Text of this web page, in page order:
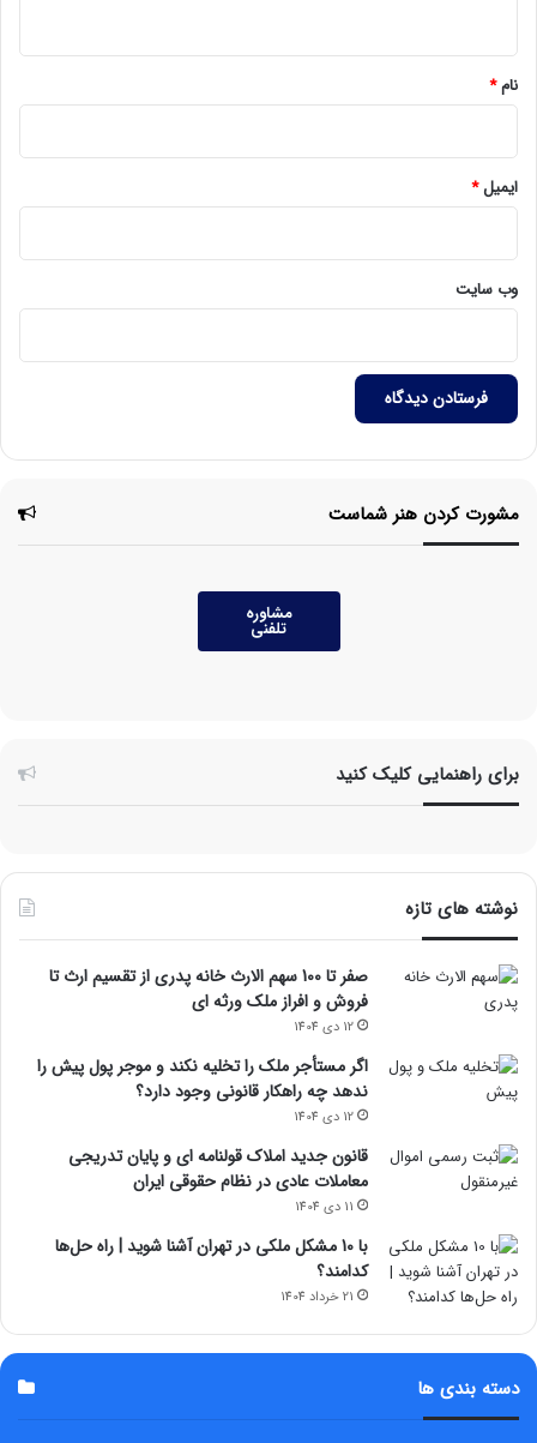
نام*
ایمیل*
وب‌ سایت
مشورت کردن هنر شماست
مشاوره
تلفنی
برای راهنمایی کلیک کنید
نوشته های تازه
صفر تا 100 سهم الارث خانه پدری از تقسیم ارث تا
فروش و افراز ملک ورثه ای
12 دی 1404
اگر مستأجر ملک را تخلیه نکند و موجر پول پیش را
ندهد چه راهکار قانونی وجود دارد؟
12 دی 1404
قانون جدید املاک قولنامه ای و پایان تدریجی
معاملات عادی در نظام حقوقی ایران
11 دی 1404
با 10 مشکل ملکی در تهران آشنا شوید | راه حل‌ها
کدامند؟
21 خرداد 1404
دسته بندی ها